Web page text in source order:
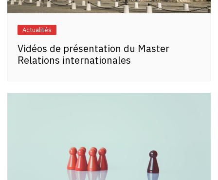
Actualités
Vidéos de présentation du Master
Relations internationales